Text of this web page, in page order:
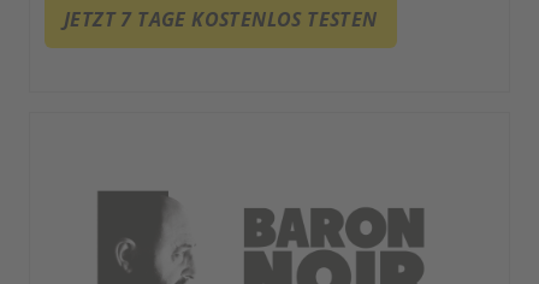
JETZT 7 TAGE KOSTENLOS TESTEN